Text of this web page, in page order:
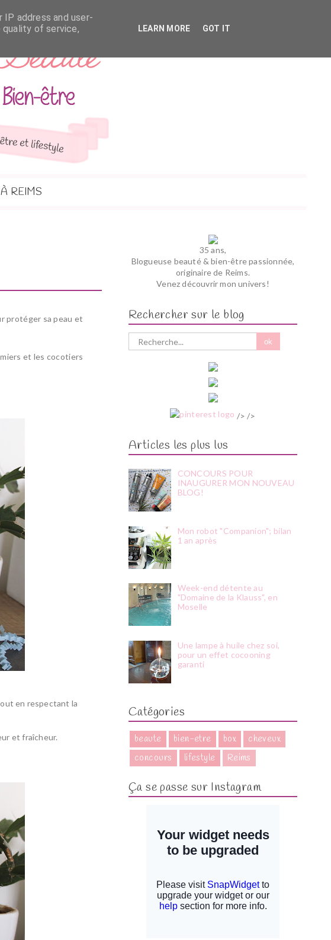
REIMS
protéger sa peau et
et les cocotiers
en respectant la
et fraîcheur.
35 ans,
Blogueuse beauté & bien-être passionnée,
originaire de Reims.
Venez découvrir mon univers!
Rechercher sur le blog
/> />
Articles les plus lus
CONCOURS POUR
INAUGURER MON NOUVEAU
BLOG!
Mon robot "Companion"; bilan
1 an après
Week-end détente au
"Domaine de la Klauss", en
Moselle
Une lampe à huile chez soi,
pour un effet cocooning
garanti
Catégories
beaute bien-etre box
cheveux
concours
lifestyle Reims
Ça se passe sur Instagram
address and user-
quality of service,
LEARN MORE GOT IT